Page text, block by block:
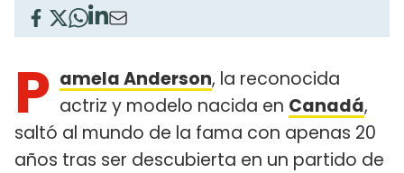
P amela Anderson, la reconocida
actriz y modelo nacida en Canadá,
saltó al mundo de la fama con apenas 20
años tras ser descubierta en un partido de